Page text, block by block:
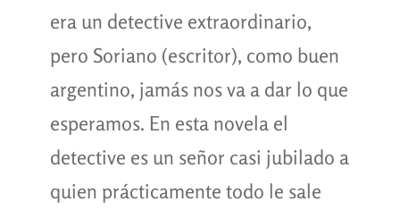
era un detective extraordinario,
pero Soriano (escritor), como buen
argentino, jamás nos va a dar lo que
esperamos. En esta novela el
detective es un señor casi jubilado a
quien prácticamente todo le sale